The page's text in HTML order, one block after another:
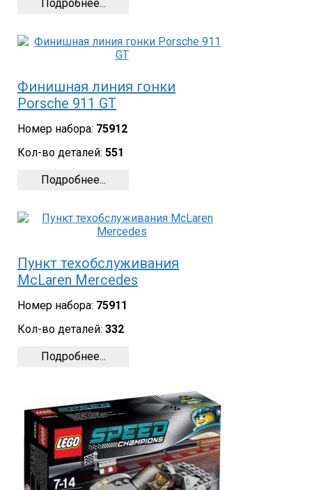
Подробнее...
Финишная линия гонки
Porsche 911 GT
Номер набора: 75912
Кол-во деталей: 551
Подробнее...
Пункт техобслуживания
McLaren Mercedes
Номер набора: 75911
Кол-во деталей: 332
Подробнее...